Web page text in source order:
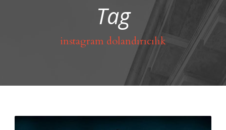
Tag
instagram dolandırıcılık